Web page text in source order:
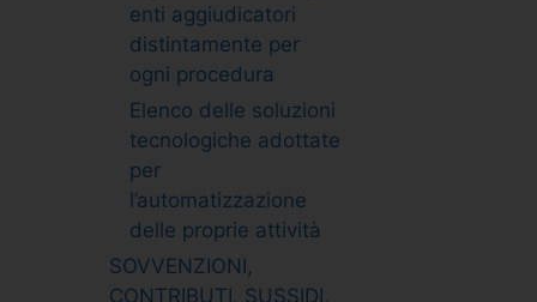
enti aggiudicatori
distintamente per
ogni procedura
Elenco delle soluzioni
tecnologiche adottate
per
l’automatizzazione
delle proprie attività
SOVVENZIONI,
CONTRIBUTI, SUSSIDI,